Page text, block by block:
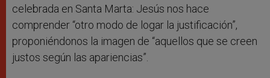
celebrada en Santa Marta: Jesús nos hace
comprender “otro modo de logar la justificación”,
proponiéndonos la imagen de “aquellos que se creen
justos según las apariencias”.